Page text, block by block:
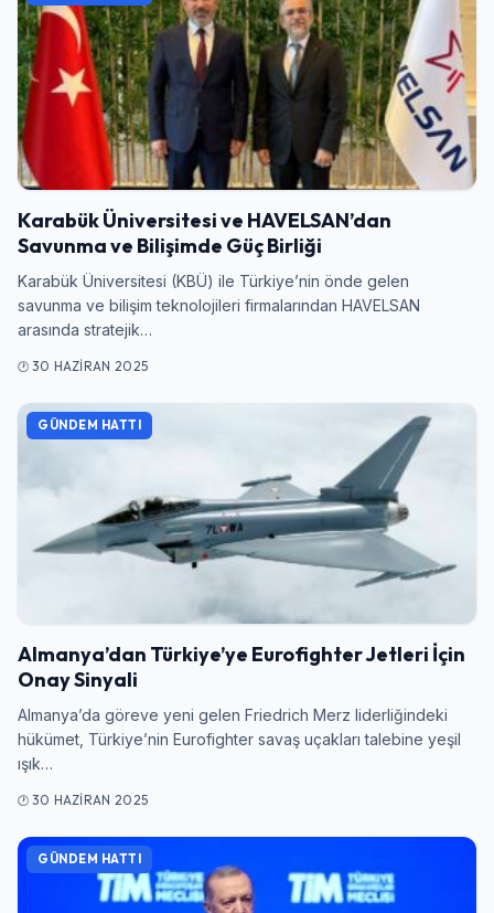
Karabük Üniversitesi ve HAVELSAN’dan
Savunma ve Bilişimde Güç Birliği
Karabük Üniversitesi (KBÜ) ile Türkiye’nin önde gelen
savunma ve bilişim teknolojileri firmalarından HAVELSAN
arasında stratejik…
30 HAZIRAN 2025
GÜNDEM HATTI
Almanya’dan Türkiye’ye Eurofighter Jetleri İçin
Onay Sinyali
Almanya’da göreve yeni gelen Friedrich Merz liderliğindeki
hükümet, Türkiye’nin Eurofighter savaş uçakları talebine yeşil
ışık…
30 HAZIRAN 2025
GÜNDEM HATTI
Giriş Yap